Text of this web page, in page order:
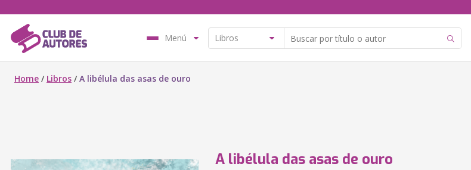
Menú
Home / Libros /A libélula das asas de ouro
A libélula das asas de ouro